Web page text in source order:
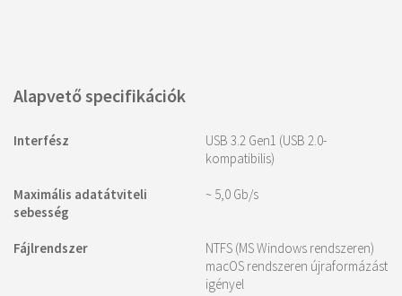
Alapvető specifikációk
Interfész
USB 3.2 Gen1 (USB 2.0-
kompatibilis)
Maximális adatátviteli
sebesség
~ 5,0 Gb/s
Fájlrendszer
NTFS (MS Windows rendszeren)
macOS rendszeren újraformázást
igényel